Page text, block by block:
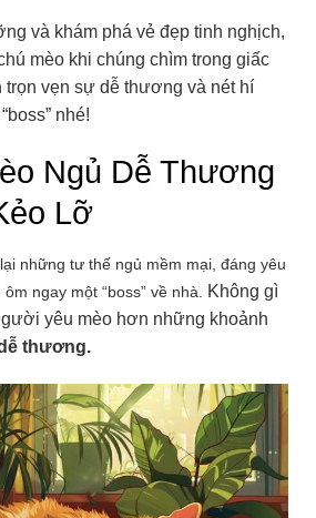
và khám phá vẻ đẹp tinh nghịch,
mèo khi chúng chìm trong giấc
trọn vẹn sự dễ thương và nét hí
nhé!
Ngủ Dễ Thương
Lỡ
những tư thế ngủ mềm mại, đáng yêu
ngay một “boss” về nhà. Không gì
yêu mèo hơn những khoảnh
thương.